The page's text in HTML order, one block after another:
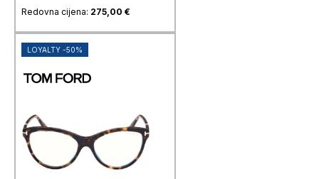
Redovna cijena: 275,00 €
LOYALTY -50%